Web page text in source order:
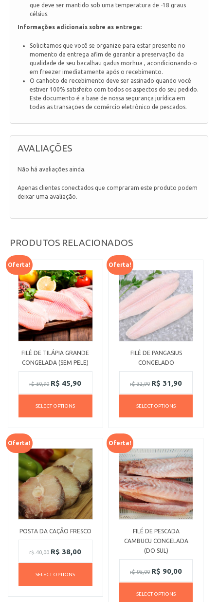
que deve ser mantido sob uma temperatura de -18 graus
célsius.
Informações adicionais sobre as entrega:
Solicitamos que você se organize para estar presente no
momento da entrega afim de garantir a preservação da
qualidade de seu bacalhau gadus morhua , acondicionando-o
em freezer imediatamente após o recebimento.
O canhoto de recebimento deve ser assinado quando você
estiver 100% satisfeito com todos os aspectos do seu pedido.
Este documento é a base de nossa segurança jurídica em
todas as transações de comércio eletrônico de pescados.
AVALIAÇÕES
Não há avaliações ainda.
Apenas clientes conectados que compraram este produto podem
deixar uma avaliação.
PRODUTOS RELACIONADOS
Oferta!
FILÉ DE TILÁPIA GRANDE
CONGELADA (SEM PELE)
r$50,90 R$ 45,90
SELECT OPTIONS
Oferta!
FILÉ DE PANGASIUS
CONGELADO
r$32,90 R$ 31,90
SELECT OPTIONS
Oferta!
POSTA DA CAÇÃO FRESCO
r$40,00 R$ 38,00
SELECT OPTIONS
Oferta!
FILÉ DE PESCADA
CAMBUCU CONGELADA
(DO SUL)
r$95,00 R$ 90,00
SELECT OPTIONS